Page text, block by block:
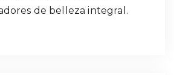
de belleza integral.